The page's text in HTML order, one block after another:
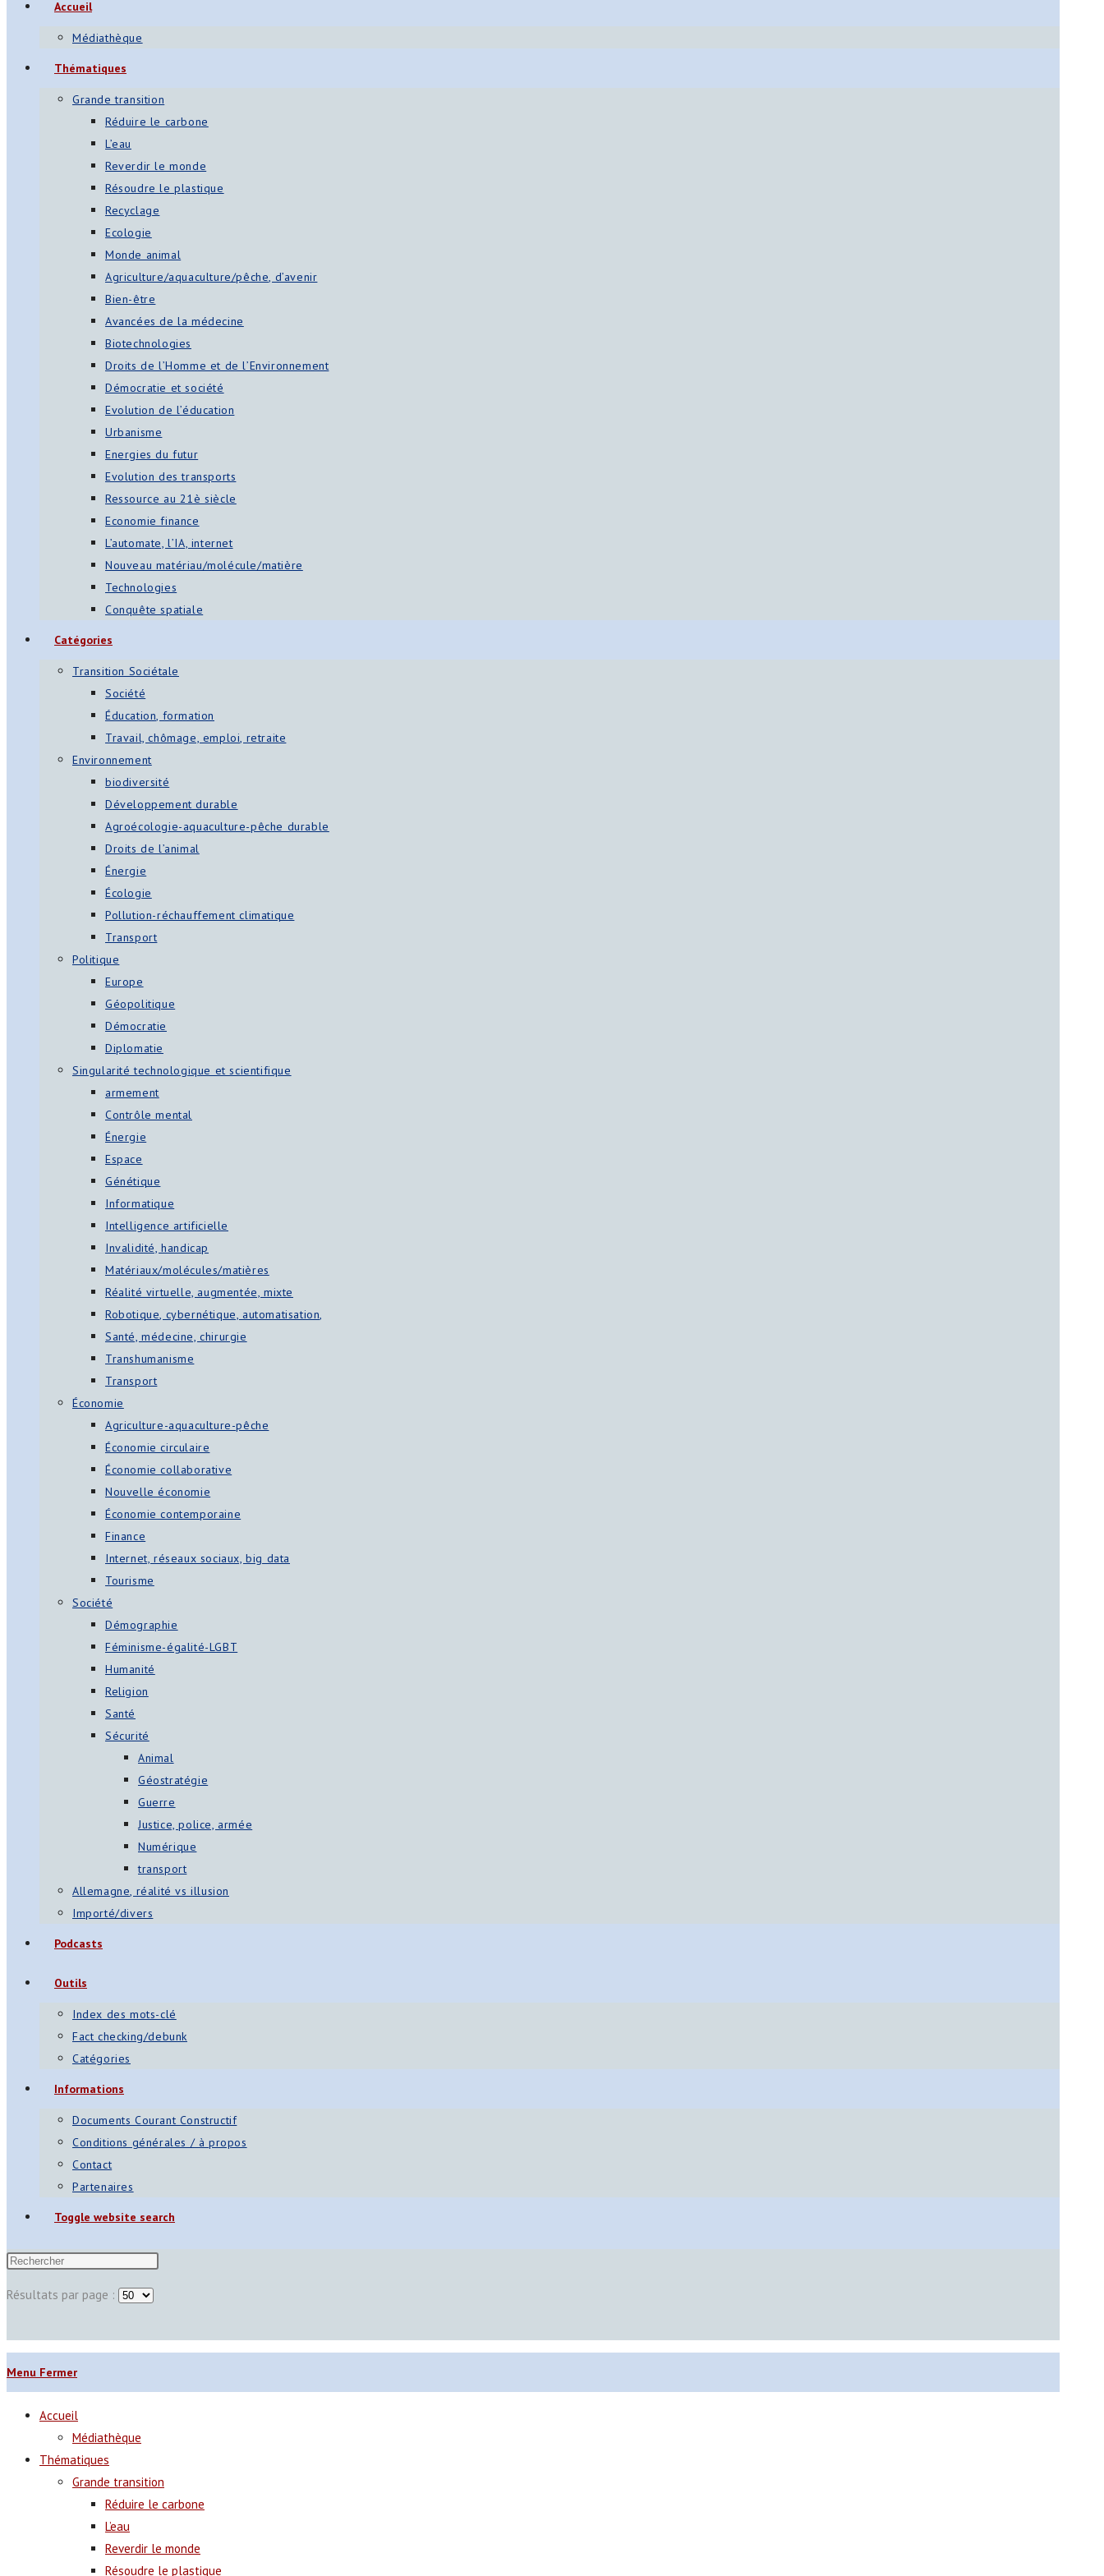
Accueil
Médiathèque
Thématiques
Grande transition
Réduire le carbone
L’eau
Reverdir le monde
Résoudre le plastique
Recyclage
Ecologie
Monde animal
Agriculture/aquaculture/pêche, d’avenir
Bien-être
Avancées de la médecine
Biotechnologies
Droits de l’Homme et de l’Environnement
Démocratie et société
Evolution de l’éducation
Urbanisme
Energies du futur
Evolution des transports
Ressource au 21è siècle
Economie finance
L’automate, l’IA, internet
Nouveau matériau/molécule/matière
Technologies
Conquête spatiale
Catégories
Transition Sociétale
Société
Éducation, formation
Travail, chômage, emploi, retraite
Environnement
biodiversité
Développement durable
Agroécologie-aquaculture-pêche durable
Droits de l’animal
Énergie
Écologie
Pollution-réchauffement climatique
Transport
Politique
Europe
Géopolitique
Démocratie
Diplomatie
Singularité technologique et scientifique
armement
Contrôle mental
Énergie
Espace
Génétique
Informatique
Intelligence artificielle
Invalidité, handicap
Matériaux/molécules/matières
Réalité virtuelle, augmentée, mixte
Robotique, cybernétique, automatisation,
Santé, médecine, chirurgie
Transhumanisme
Transport
Économie
Agriculture-aquaculture-pêche
Économie circulaire
Économie collaborative
Nouvelle économie
Économie contemporaine
Finance
Internet, réseaux sociaux, big data
Tourisme
Société
Démographie
Féminisme-égalité-LGBT
Humanité
Religion
Santé
Sécurité
Animal
Géostratégie
Guerre
Justice, police, armée
Numérique
transport
Allemagne, réalité vs illusion
Importé/divers
Podcasts
Outils
Index des mots-clé
Fact checking/debunk
Catégories
Informations
Documents Courant Constructif
Conditions générales / à propos
Contact
Partenaires
Toggle website search
Résultats par page :
Menu Fermer
Accueil
Médiathèque
Thématiques
Grande transition
Réduire le carbone
L’eau
Reverdir le monde
Résoudre le plastique